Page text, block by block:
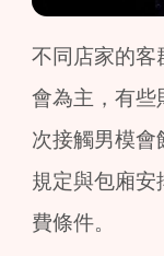
不同店家的客
會為主，有些
次接觸男模
規定與包廂
費條件。